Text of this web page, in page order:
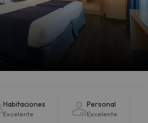
Habitaciones
Excelente
Personal
Excelente